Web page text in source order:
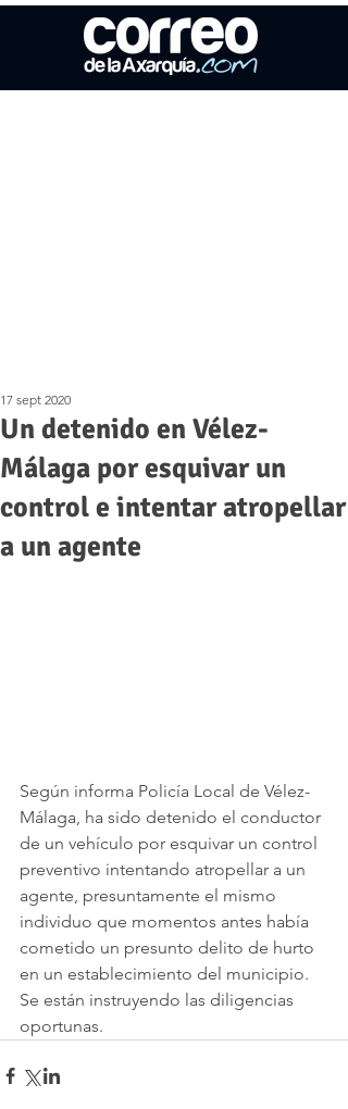
Un detenido en Vélez-
Málaga por esquivar un
control e intentar atropellar
a un agente
17 sept 2020
Según informa Policía Local de Vélez-
Málaga, ha sido detenido el conductor
de un vehículo por esquivar un control
preventivo intentando atropellar a un
agente, presuntamente el mismo
individuo que momentos antes había
cometido un presunto delito de hurto
en un establecimiento del municipio.
Se están instruyendo las diligencias
oportunas.